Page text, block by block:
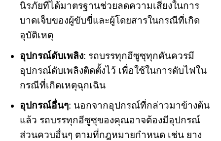
นิรภัยที่ได้มาตรฐานช่วยลดความเสี่ยงในการ
บาดเจ็บของผู้ขับขี่และผู้โดยสารในกรณีที่เกิด
อุบัติเหตุ
อุปกรณ์ดับเพลิง: รถบรรทุกอีซูซุทุกคันควรมี
อุปกรณ์ดับเพลิงติดตั้งไว้ เพื่อใช้ในการดับไฟใน
กรณีที่เกิดเหตุฉุกเฉิน
อุปกรณ์อื่นๆ: นอกจากอุปกรณ์ที่กล่าวมาข้างต้น
แล้ว รถบรรทุกอีซูซุของคุณอาจต้องมีอุปกรณ์
ส่วนควบอื่นๆ ตามที่กฎหมายกำหนด เช่น ยาง